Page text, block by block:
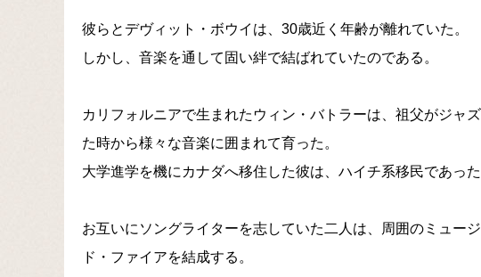
彼らとデヴィット・ボウイは、30歳近く年齢が離れていた。
しかし、音楽を通して固い絆で結ばれていたのである。
カリフォルニアで生まれたウィン・バトラーは、祖父がジャ
た時から様々な音楽に囲まれて育った。
大学進学を機にカナダへ移住した彼は、ハイチ系移民であっ
お互いにソングライターを志していた二人は、周囲のミュー
ド・ファイアを結成する。